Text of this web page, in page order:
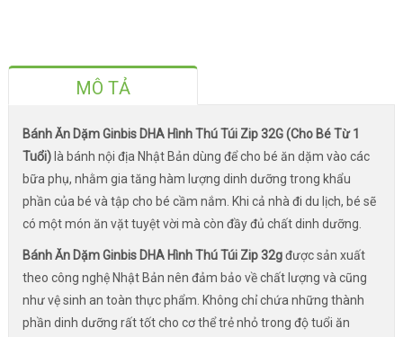
MÔ TẢ
Bánh Ăn Dặm Ginbis DHA Hình Thú Túi Zip 32G (Cho Bé Từ 1
Tuổi)là bánh nội địa Nhật Bản dùng để cho bé ăn dặm vào các
bữa phụ, nhằm gia tăng hàm lượng dinh dưỡng trong khẩu
phần của bé và tập cho bé cầm nắm. Khi cả nhà đi du lịch, bé sẽ
có một món ăn vặt tuyệt vời mà còn đầy đủ chất dinh dưỡng.
Bánh Ăn Dặm Ginbis DHA Hình Thú Túi Zip 32gđược sản xuất
theo công nghệ Nhật Bản nên đảm bảo về chất lượng và cũng
như vệ sinh an toàn thực phẩm. Không chỉ chứa những thành
phần dinh dưỡng rất tốt cho cơ thể trẻ nhỏ trong độ tuổi ăn